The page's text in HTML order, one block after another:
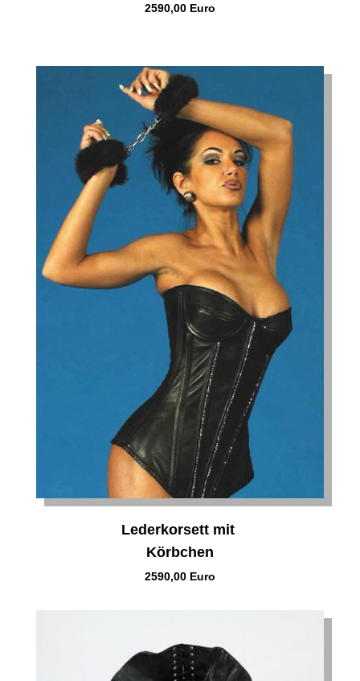
2590,00 Euro
Lederkorsett mit
Körbchen
2590,00 Euro